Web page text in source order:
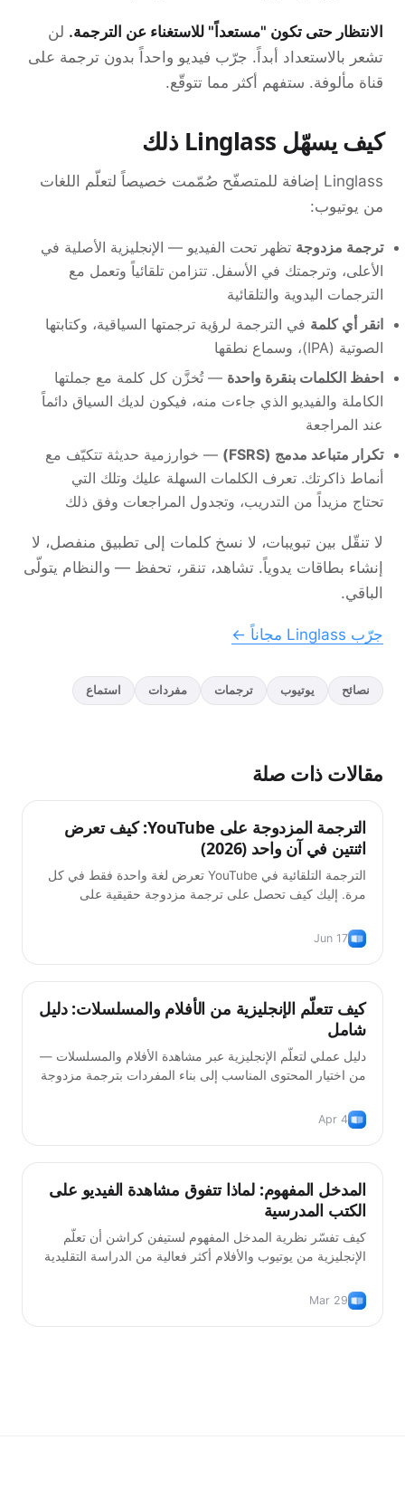
الانتظار حتى تكون "مستعداً" للاستغناء عن الترجمة. لن
تشعر بالاستعداد أبداً. جرّب فيديو واحداً بدون ترجمة على
قناة مألوفة. ستفهم أكثر مما تتوقّع.
كيف يسهّل Linglass ذلك
Linglass إضافة للمتصفّح صُمّمت خصيصاً لتعلّم اللغات
من يوتيوب:
ترجمة مزدوجة تظهر تحت الفيديو — الإنجليزية الأصلية في
الأعلى، وترجمتك في الأسفل. تتزامن تلقائياً وتعمل مع
الترجمات اليدوية والتلقائية
انقر أي كلمة في الترجمة لرؤية ترجمتها السياقية، وكتابتها
الصوتية (IPA)، وسماع نطقها
احفظ الكلمات بنقرة واحدة — تُخزَّن كل كلمة مع جملتها
الكاملة والفيديو الذي جاءت منه، فيكون لديك السياق دائماً
عند المراجعة
تكرار متباعد مدمج (FSRS)
— خوارزمية حديثة تتكيّف مع
أنماط ذاكرتك. تعرف الكلمات السهلة عليك وتلك التي
تحتاج مزيداً من التدريب، وتجدول المراجعات وفق ذلك
لا تنقّل بين تبويبات، لا نسخ كلمات إلى تطبيق منفصل، لا
إنشاء بطاقات يدوياً. تشاهد، تنقر، تحفظ — والنظام يتولّى
الباقي.
جرّب Linglass مجاناً ←
نصائح يوتيوب ترجمات مفردات استماع
مقالات ذات صلة
الترجمة المزدوجة على YouTube: كيف تعرض
اثنتين في آن واحد (2026)
الترجمة التلقائية في YouTube تعرض لغة واحدة فقط في كل
مرة. إليك كيف تحصل على ترجمة مزدوجة حقيقية على
Jun 17
أساليب التعلّم
كيف تتعلّم الإنجليزية من الأفلام والمسلسلات: دليل
شامل
دليل عملي لتعلّم الإنجليزية عبر مشاهدة الأفلام والمسلسلات —
من اختيار المحتوى المناسب إلى بناء المفردات بترجمة مزدوجة
Apr 4
أساليب التعلّم
المدخل المفهوم: لماذا تتفوق مشاهدة الفيديو على
الكتب المدرسية
كيف تفسّر نظرية المدخل المفهوم لستيفن كراشن أن تعلّم
الإنجليزية من يوتيوب والأفلام أكثر فعالية من الدراسة التقليدية
Mar 29